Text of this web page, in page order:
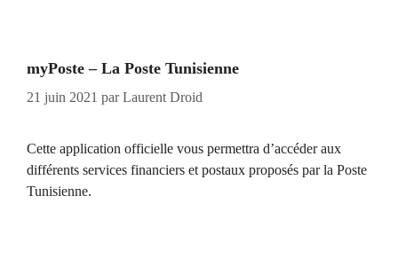
myPoste – La Poste Tunisienne
21 juin 2021 parLaurent Droid
Cette application officielle vous permettra d’accéder aux
différents services financiers et postaux proposés par la Poste
Tunisienne.